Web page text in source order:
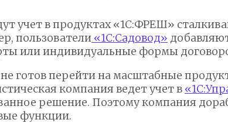
учет в продуктах «1С:ФРЕШ»
пользователи «1С:Садовод»
или индивидуальные формы
готов перейти на масштабные
компания ведет учет в
решение. Поэтому компания
функции.